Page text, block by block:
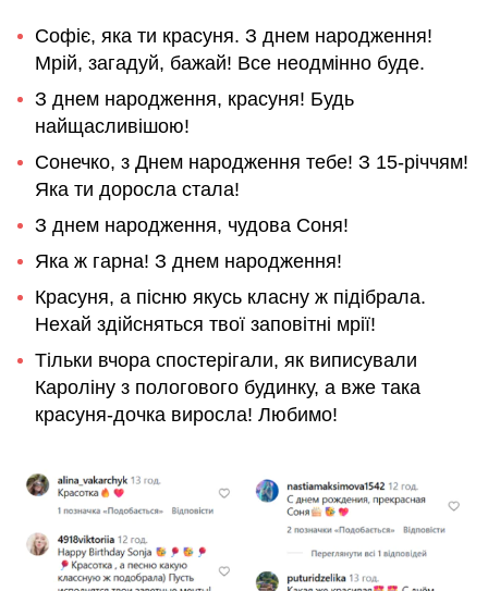
Софіє, яка ти красуня. З днем народження!
Мрій, загадуй, бажай! Все неодмінно буде.
З днем народження, красуня! Будь
найщасливішою!
Сонечко, з Днем народження тебе! З 15-річчям!
Яка ти доросла стала!
З днем народження, чудова Соня!
Яка ж гарна! З днем народження!
Красуня, а пісню якусь класну ж підібрала.
Нехай здійсняться твої заповітні мрії!
Тільки вчора спостерігали, як виписували
Кароліну з пологового будинку, а вже така
красуня-дочка виросла! Любимо!